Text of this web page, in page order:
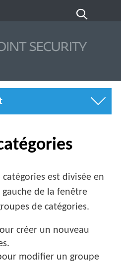
est divisée en
de la fenêtre
de catégories.
créer un nouveau
modifier un groupe